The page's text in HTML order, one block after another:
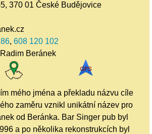
370 01 České Budějovice
, 608 120 102
Beránek
mého jména a překladu názvu cíle
zaměru vznikl unikátní název pro
od Beránka. Bar Singer pub byl
a po několika rekonstrukcích byl